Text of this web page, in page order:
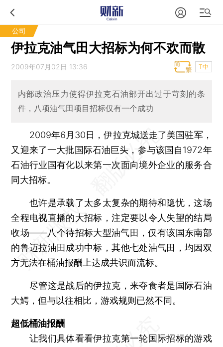
公司
伊拉克油气田大招标为何不欢而散
2009年07月02日 13:36 T中
内部政治压力使得伊拉克石油部开出过于苛刻的条
件，八项油气田项目招标仅有一个成功
2009年6月30日，伊拉克城送走了美国驻军，
又迎来了一大批国际石油巨头，参与该国自1972年
石油行业国有化以来第一次面向境外企业的服务合
同大招标。
也许是承载了太多太复杂的期待和隐忧，这场
全程电视直播的大招标，注定要以令人失望的结局
收场——八个待招标大型油气田，仅有该国东南部
的鲁迈拉油田成功中标，其他七处油气田，均因双
方无法在桶油报酬上达成共识而流标。
尽管这是战后的伊拉克，来夺食者是国际石油
大鳄，但与以往相比，游戏规则已然不同。
超低桶油报酬
让我们具体看看伊拉克第一轮国际招标的游戏